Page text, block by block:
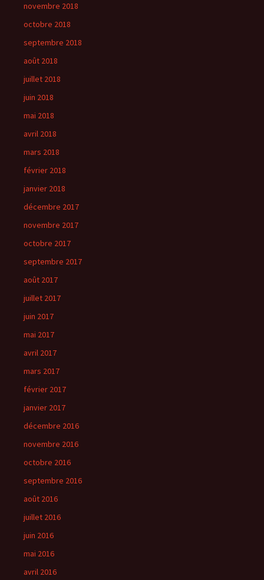
novembre 2018
octobre 2018
septembre 2018
août 2018
juillet 2018
juin 2018
mai 2018
avril 2018
mars 2018
février 2018
janvier 2018
décembre 2017
novembre 2017
octobre 2017
septembre 2017
août 2017
juillet 2017
juin 2017
mai 2017
avril 2017
mars 2017
février 2017
janvier 2017
décembre 2016
novembre 2016
octobre 2016
septembre 2016
août 2016
juillet 2016
juin 2016
mai 2016
avril 2016